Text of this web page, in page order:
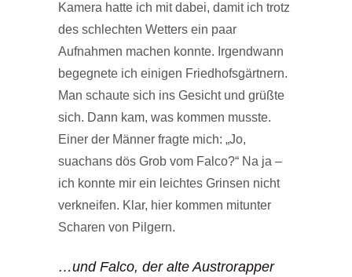
Kamera hatte ich mit dabei, damit ich trotz
des schlechten Wetters ein paar
Aufnahmen machen konnte. Irgendwann
begegnete ich einigen Friedhofsgärtnern.
Man schaute sich ins Gesicht und grüßte
sich. Dann kam, was kommen musste.
Einer der Männer fragte mich: „Jo,
suachans dös Grob vom Falco?“ Na ja –
ich konnte mir ein leichtes Grinsen nicht
verkneifen. Klar, hier kommen mitunter
Scharen von Pilgern.
…und Falco, der alte Austrorapper